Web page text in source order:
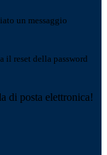
un messaggio
il reset della password
di posta elettronica!